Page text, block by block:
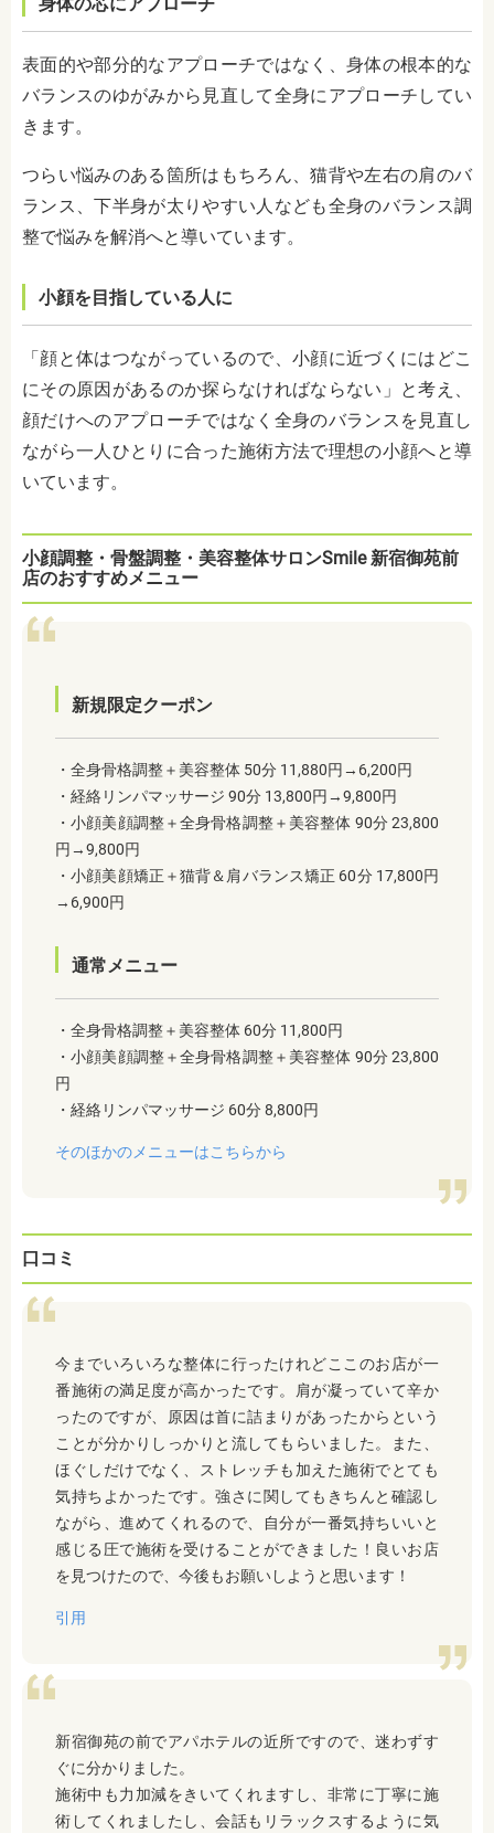
身体の芯にアプローチ
表面的や部分的なアプローチではなく、身体の根本的な
バランスのゆがみから見直して全身にアプローチしてい
きます。
つらい悩みのある箇所はもちろん、猫背や左右の肩のバ
ランス、下半身が太りやすい人なども全身のバランス調
整で悩みを解消へと導いています。
小顔を目指している人に
「顔と体はつながっているので、小顔に近づくにはどこ
にその原因があるのか探らなければならない」と考え、
顔だけへのアプローチではなく全身のバランスを見直し
ながら一人ひとりに合った施術方法で理想の小顔へと導
いています。
小顔調整・骨盤調整・美容整体サロンSmile 新宿御苑前
店のおすすめメニュー
新規限定クーポン
・全身骨格調整＋美容整体 50分 11,880円→6,200円
・経絡リンパマッサージ 90分 13,800円→9,800円
・小顔美顔調整＋全身骨格調整＋美容整体 90分 23,800
円→9,800円
・小顔美顔矯正＋猫背＆肩バランス矯正 60分 17,800円
→6,900円
通常メニュー
・全身骨格調整＋美容整体 60分 11,800円
・小顔美顔調整＋全身骨格調整＋美容整体 90分 23,800
円
・経絡リンパマッサージ 60分 8,800円
そのほかのメニューはこちらから
口コミ
今までいろいろな整体に行ったけれどここのお店が一
番施術の満足度が高かったです。肩が凝っていて辛か
ったのですが、原因は首に詰まりがあったからという
ことが分かりしっかりと流してもらいました。また、
ほぐしだけでなく、ストレッチも加えた施術でとても
気持ちよかったです。強さに関してもきちんと確認し
ながら、進めてくれるので、自分が一番気持ちいいと
感じる圧で施術を受けることができました！良いお店
を見つけたので、今後もお願いしようと思います！
引用
新宿御苑の前でアパホテルの近所ですので、迷わずす
ぐに分かりました。
施術中も力加減をきいてくれますし、非常に丁寧に施
術してくれましたし、会話もリラックスするように気